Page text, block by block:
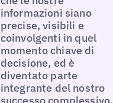
informazioni siano
precise, visibili e
coinvolgenti in quel
momento chiave di
decisione, ed è
diventato parte
integrante del nostro
successo complessivo.